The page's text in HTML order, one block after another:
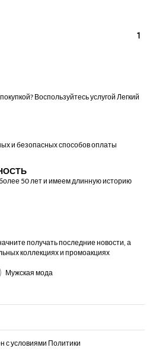
1
Воспользуйтесь услугой Легкий
и безопасных способов оплаты
50 лет и имеем длинную историю
получать последние новости, а
коллекциях и промоакциях
Мужская мода
с условиями Политики